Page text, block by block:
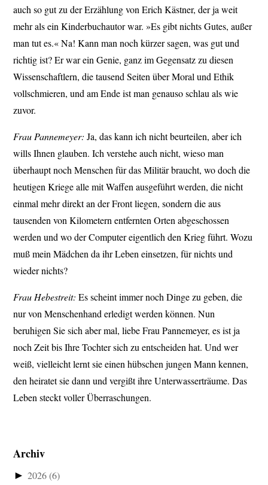
auch so gut zu der Erzählung von Erich Kästner, der ja weit
mehr als ein Kinderbuchautor war. »Es gibt nichts Gutes, außer
man tut es.« Na! Kann man noch kürzer sagen, was gut und
richtig ist? Er war ein Genie, ganz im Gegensatz zu diesen
Wissenschaftlern, die tausend Seiten über Moral und Ethik
vollschmieren, und am Ende ist man genauso schlau als wie
zuvor.
Frau Pannemeyer:Ja, das kann ich nicht beurteilen, aber ich
wills Ihnen glauben. Ich verstehe auch nicht, wieso man
überhaupt noch Menschen für das Militär braucht, wo doch die
heutigen Kriege alle mit Waffen ausgeführt werden, die nicht
einmal mehr direkt an der Front liegen, sondern die aus
tausenden von Kilometern entfernten Orten abgeschossen
werden und wo der Computer eigentlich den Krieg führt. Wozu
muß mein Mädchen da ihr Leben einsetzen, für nichts und
wieder nichts?
Frau Hebestreit:Es scheint immer noch Dinge zu geben, die
nur von Menschenhand erledigt werden können. Nun
beruhigen Sie sich aber mal, liebe Frau Pannemeyer, es ist ja
noch Zeit bis Ihre Tochter sich zu entscheiden hat. Und wer
weiß, vielleicht lernt sie einen hübschen jungen Mann kennen,
den heiratet sie dann und vergißt ihre Unterwasserträume. Das
Leben steckt voller Überraschungen.
Archiv
► 2026(6)